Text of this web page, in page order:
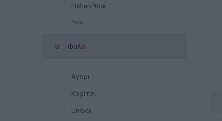
Fisher-Price
Gim
Hallmark
Legami
Lyc Sac
Φύλο
Αγόρι
Κορίτσι
Unisex